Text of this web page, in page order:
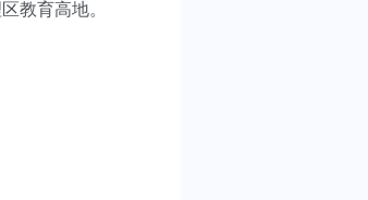
教育高地。